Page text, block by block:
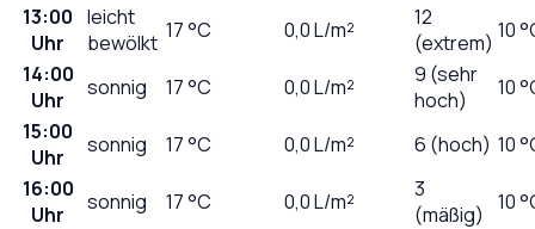
13:00
Uhr
leicht
bewölkt 17°C 0,0L/m²
12
(extrem) 10
14:00
Uhr
sonnig 17°C 0,0L/m²
9 (sehr
hoch)
10
15:00
Uhr
sonnig 17°C 0,0L/m² 6 (hoch) 10
16:00
Uhr
sonnig 17°C 0,0L/m²
3
(mäßig)
10